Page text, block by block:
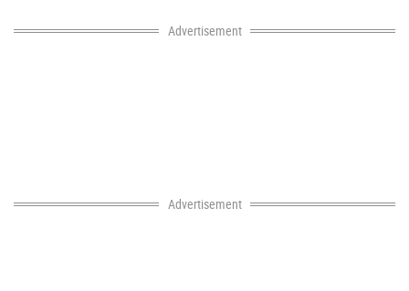
Advertisement
Advertisement